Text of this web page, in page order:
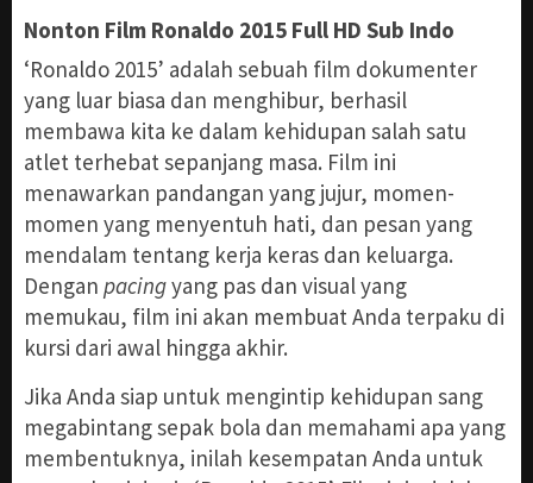
Nonton Film Ronaldo 2015 Full HD Sub Indo
‘Ronaldo 2015’ adalah sebuah film dokumenter
yang luar biasa dan menghibur, berhasil
membawa kita ke dalam kehidupan salah satu
atlet terhebat sepanjang masa. Film ini
menawarkan pandangan yang jujur, momen-
momen yang menyentuh hati, dan pesan yang
mendalam tentang kerja keras dan keluarga.
Dengan pacingyang pas dan visual yang
memukau, film ini akan membuat Anda terpaku di
kursi dari awal hingga akhir.
Jika Anda siap untuk mengintip kehidupan sang
megabintang sepak bola dan memahami apa yang
membentuknya, inilah kesempatan Anda untuk